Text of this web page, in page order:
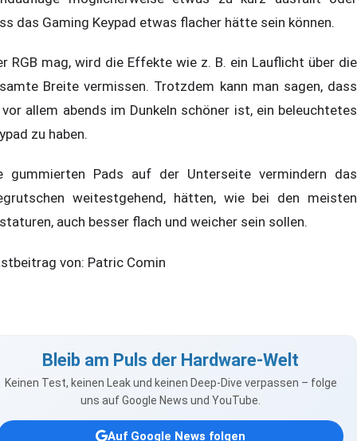
das Gaming Keypad etwas flacher hätte sein können.
RGB mag, wird die Effekte wie z. B. ein Lauflicht über die
Breite vermissen. Trotzdem kann man sagen, dass
allem abends im Dunkeln schöner ist, ein beleuchtetes
zu haben.
gummierten Pads auf der Unterseite vermindern das
weitestgehend, hätten, wie bei den meisten
auch besser flach und weicher sein sollen.
von: Patric Comin
Bleib am Puls der Hardware-Welt
Keinen Test, keinen Leak und keinen Deep-Dive verpassen – folge
uns auf Google News und YouTube.
Auf Google News folgen